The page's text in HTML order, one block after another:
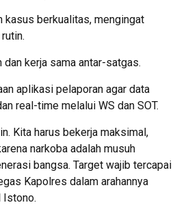
kasus berkualitas, mengingat
kerja sama antar-satgas.
aplikasi pelaporan agar data
real-time melalui WS dan SOT.
Kita harus bekerja maksimal,
narkoba adalah musuh
bangsa. Target wajib tercapai
Kapolres dalam arahannya
Istono.